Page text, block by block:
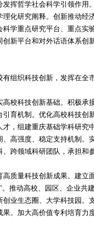
哲学社会科学引领作用
理化研究阐释。创新推动经
科学重点研究平台、重点实
创新平台和对外话语体系创
织科技创新，发挥在全
科技创新基础。积极承
引育机制。优化高校科技创
才，组建重庆基础学科研究
、高强度、稳定支持机制。
、跨领域科研团队，承担和
量科技创新成果。建立
。推动高校、园区、企业共
创业生态圈、大学科技园。
果。加大高价值专利培育力